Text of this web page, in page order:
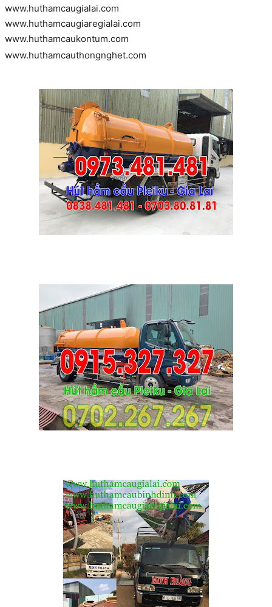
www.huthamcaugialai.com
www.huthamcaugiaregialai.com
www.huthamcaukontum.com
www.huthamcauthongnghet.com